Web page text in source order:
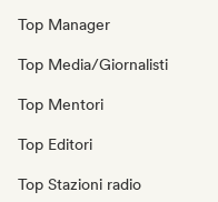
Top Manager
Top Media/Giornalisti
Top Mentori
Top Editori
Top Stazioni radio